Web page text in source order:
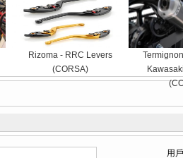
Rizoma - RRC Levers
(CORSA)
用